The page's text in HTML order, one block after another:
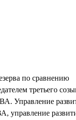
по сравнению
третьего
Управление
управление